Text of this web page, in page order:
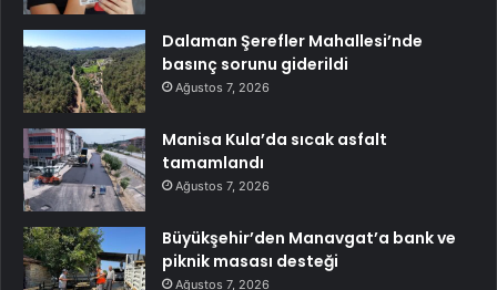
Dalaman Şerefler Mahallesi’nde
basınç sorunu giderildi
Ağustos 7, 2026
Manisa Kula’da sıcak asfalt
tamamlandı
Ağustos 7, 2026
Büyükşehir’den Manavgat’a bank ve
piknik masası desteği
Ağustos 7, 2026